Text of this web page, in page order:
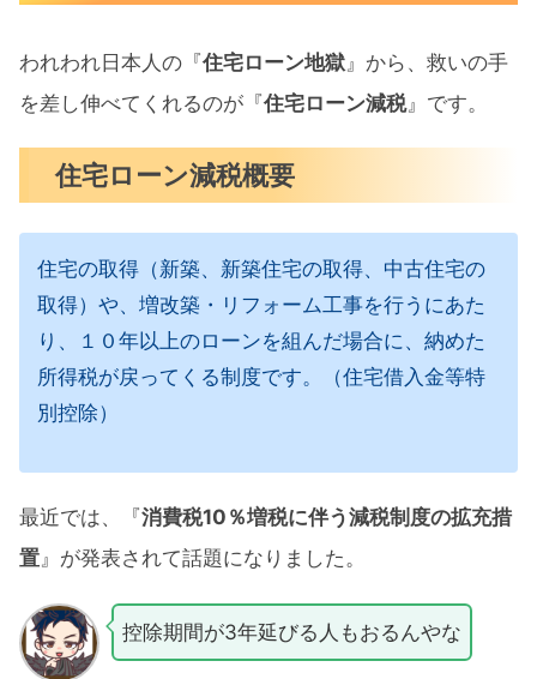
われわれ日本人の『住宅ローン地獄』から、救いの手
を差し伸べてくれるのが『住宅ローン減税』です。
住宅ローン減税概要
住宅の取得（新築、新築住宅の取得、中古住宅の
取得）や、増改築・リフォーム工事を行うにあた
り、１０年以上のローンを組んだ場合に、納めた
所得税が戻ってくる制度です。（住宅借入金等特
別控除）
最近では、『消費税10％増税に伴う減税制度の拡充措
置』が発表されて話題になりました。
控除期間が3年延びる人もおるんやな